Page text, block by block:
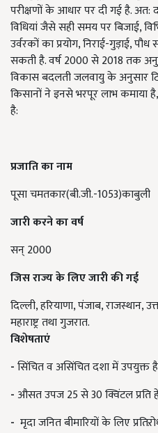
परीक्षणों के आधार पर दी गई है. अत:
विधियां जैसे सही समय पर बिजाई,
उर्वरकों का प्रयोग, निराई-गुड़ाई,
सकती है. वर्ष 2000 से 2018 तक
विकास बदलती जलवायु के अनुसार
किसानों ने इनसे भरपूर लाभ कमाया
है:
प्रजाति का नाम
पूसा चमतकार(बी.जी.-1053)काबुली
जारी करने का वर्ष
सन् 2000
जिस राज्य के लिए जारी की गई
दिल्ली, हरियाणा, पंजाब, राजस्थान,
महाराष्ट्र तथा गुजरात.
विशेषताएं
-सिंचित व असिंचित दशा में उपयुक्त
- औसत उपज 25 से 30 क्विंटल प्रति
- मृदा जनित बीमारियों के लिए